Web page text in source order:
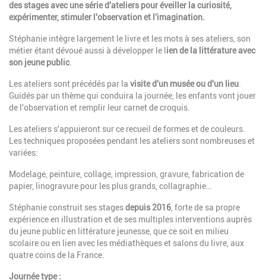
des stages avec une série d'ateliers pour éveiller la curiosité,
expérimenter, stimuler l'observation et l'imagination.
Stéphanie intègre largement le livre et les mots à ses ateliers, son
métier étant dévoué aussi à développer le l ien de la littérature avec
son jeune public.
Les ateliers sont précédés par la visite d'un musée ou d'un lieu
Guidés par un thème qui conduira la journée, les enfants vont jouer
de l'observation et remplir leur carnet de croquis.
Les ateliers s'appuieront sur ce recueil de formes et de couleurs.
Les techniques proposées pendant les ateliers sont nombreuses et
variées:
Modelage, peinture, collage, impression, gravure, fabrication de
papier,
linogravure pour les plus grands, collagraphie…
Stéphanie construit ses stagesdepuis 2016 , forte de sa propre
expérience en illustration et de ses multiples interventions auprès
du jeune public en littérature jeunesse, que ce soit en milieu
scolaire ou en lien avec les médiathèques et salons du livre, aux
quatre coins de la France.
Journée type :